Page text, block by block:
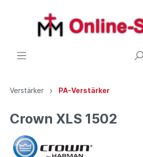
Verstärker PA-Verstärker
Crown XLS 1502